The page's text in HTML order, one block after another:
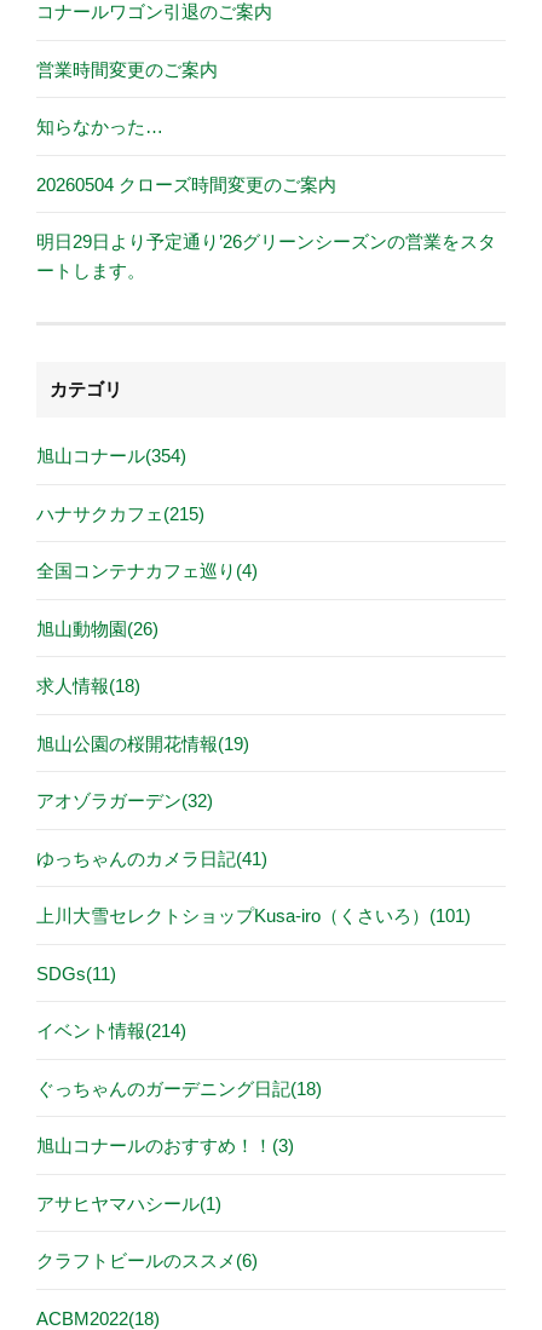
コナールワゴン引退のご案内
営業時間変更のご案内
知らなかった…
20260504 クローズ時間変更のご案内
明日29日より予定通り’26グリーンシーズンの営業をスタ
ートします。
カテゴリ
旭山コナール(354)
ハナサクカフェ(215)
全国コンテナカフェ巡り(4)
旭山動物園(26)
求人情報(18)
旭山公園の桜開花情報(19)
アオゾラガーデン(32)
ゆっちゃんのカメラ日記(41)
上川大雪セレクトショップKusa-iro（くさいろ）(101)
SDGs(11)
イベント情報(214)
ぐっちゃんのガーデニング日記(18)
旭山コナールのおすすめ！！(3)
アサヒヤマハシール(1)
クラフトビールのススメ(6)
ACBM2022(18)